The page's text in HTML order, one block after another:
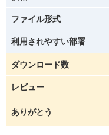
ファイル形式
利用されやすい部署
ダウンロード数
レビュー
ありがとう